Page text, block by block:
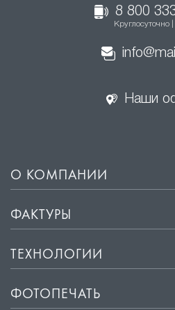
8 800
Круглосуточно
Наши
О КОМПАНИИ
ФАКТУРЫ
ТЕХНОЛОГИИ
ФОТОПЕЧАТЬ